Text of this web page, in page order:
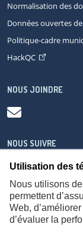
Utilisation des
Nous utilisons
permettent
Web,
d’évaluer la
Normalisation des
Données ouvertes
Politique-cadre
HackQC
NOUS JOINDRE
NOUS SUIVRE
À propos